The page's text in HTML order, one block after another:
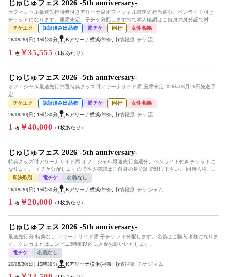
じゅじゅフェス 2026 -5th anniversary-
オフィシャル最速先行特典付きアリーナ席オフィシャル最速先行当選分、ペンライト付き
チケットになります。座席未定。子チケ分配しますので本人確認はご自身の身分証で対応
下さい。同時入場、公演中止以外での...
チケエク 認証済み出品者 電チケ 同行 女性名義
26/08/30(日) 15時30分 Kアリーナ横浜(神奈川)情報源: チケ流
1 枚￥35,555 （1枚あたり）
じゅじゅフェス 2026 -5th anniversary-
オフィシャル最速先行抽選特典グッズ付アリーナサイド席 座席未定2026年08月26日発送予
定
チケエク
認証済み出品者 電チケ 同行 女性名義
26/08/30(日) 15時30分 Kアリーナ横浜(神奈川)情報源: チケ流
1 枚￥40,000 （1枚あたり）
じゅじゅフェス 2026 -5th anniversary-
特典グッズ付アリーナサイド席 オフィシャル最速先行当選分、ペンライト付きチケットに
なります。 子チケ分配しますので本人確認はご自身の身分証で対応下さい。 同時入場、公
演中止以外での返金不可。
即決取引 電チケ 名義なし
26/08/30(日) 15時30分 Kアリーナ横浜(神奈川)情報源: チケジャム
1 枚￥20,000 （1枚あたり）
じゅじゅフェス 2026 -5th anniversary-
最速先行分 特典なし アリーナサイド席 子チケット分配します。名義はご購入者様になりま
す。クレカまたはコンビニ3時間以内に入金お願いいたします。
電チケ
名義なし
26/08/30(日) 15時30分 Kアリーナ横浜(神奈川)情報源: チケジャム